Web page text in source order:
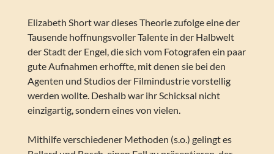
Elizabeth Short war dieses Theorie zufolge eine der
Tausende hoffnungsvoller Talente in der Halbwelt
der Stadt der Engel, die sich vom Fotografen ein paar
gute Aufnahmen erhoffte, mit denen sie bei den
Agenten und Studios der Filmindustrie vorstellig
werden wollte. Deshalb war ihr Schicksal nicht
einzigartig, sondern eines von vielen.
Mithilfe verschiedener Methoden (s.o.) gelingt es